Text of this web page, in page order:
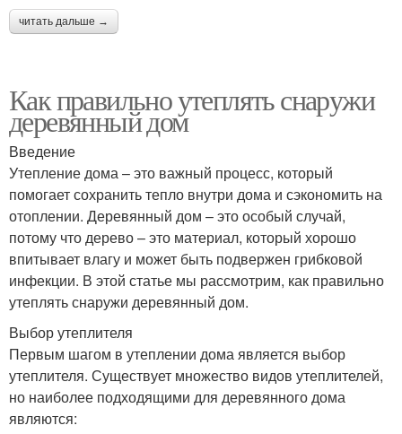
читать дальше →
Как правильно утеплять снаружи
деревянный дом
Введение
Утепление дома – это важный процесс, который
помогает сохранить тепло внутри дома и сэкономить на
отоплении. Деревянный дом – это особый случай,
потому что дерево – это материал, который хорошо
впитывает влагу и может быть подвержен грибковой
инфекции. В этой статье мы рассмотрим, как правильно
утеплять снаружи деревянный дом.
Выбор утеплителя
Первым шагом в утеплении дома является выбор
утеплителя. Существует множество видов утеплителей,
но наиболее подходящими для деревянного дома
являются: